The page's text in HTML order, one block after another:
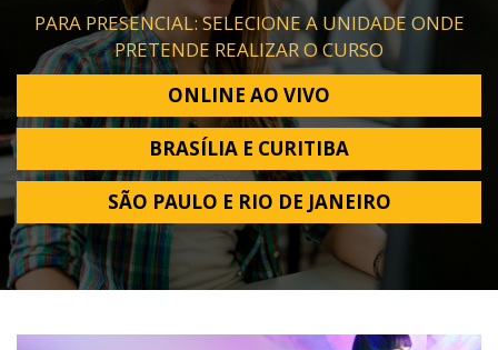
PARA PRESENCIAL: SELECIONE A UNIDADE ONDE
PRETENDE REALIZAR O CURSO
ONLINE AO VIVO
BRASÍLIA E CURITIBA
SÃO PAULO E RIO DE JANEIRO